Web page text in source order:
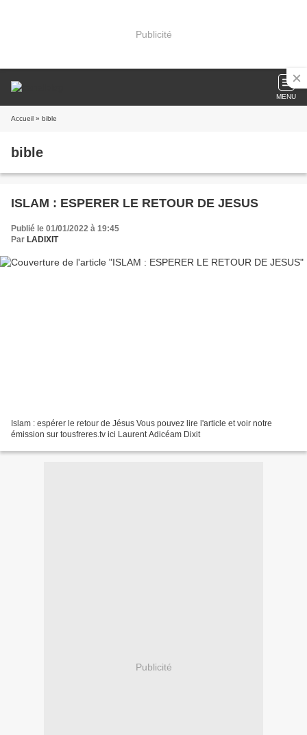
Publicité
MENU
Accueil » bible
bible
ISLAM : ESPERER LE RETOUR DE JESUS
Publié le 01/01/2022 à 19:45
Par LADIXIT
Islam : espérer le retour de Jésus Vous pouvez lire l'article et voir notre
émission sur tousfreres.tv ici Laurent Adicéam Dixit
Publicité